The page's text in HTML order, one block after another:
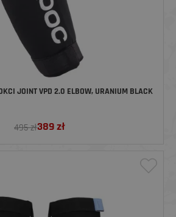
JOINT VPD 2.0 ELBOW, URANIUM BLACK
495 zł389zł